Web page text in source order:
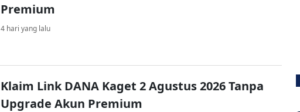
Premium
4 hari yang lalu
Klaim Link DANA Kaget 2 Agustus 2026 Tanpa
Upgrade Akun Premium